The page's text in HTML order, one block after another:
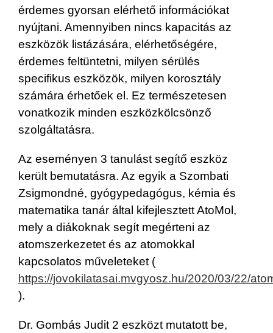
érdemes gyorsan elérhető információkat
nyújtani. Amennyiben nincs kapacitás az
eszközök listázására, elérhetőségére,
érdemes feltüntetni, milyen sérülés
specifikus eszközök, milyen korosztály
számára érhetőek el. Ez természetesen
vonatkozik minden eszközkölcsönző
szolgáltatásra.
Az eseményen 3 tanulást segítő eszköz
került bemutatásra. Az egyik a Szombati
Zsigmondné, gyógypedagógus, kémia és
matematika tanár által kifejlesztett AtoMol,
mely a diákoknak segít megérteni az
atomszerkezetet és az atomokkal
kapcsolatos műveleteket (
https://jovokilatasai.mvgyosz.hu/2020/03/22/
).
Dr. Gombás Judit 2 eszközt mutatott be,